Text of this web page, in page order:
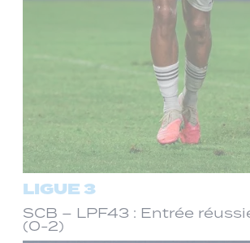
LIGUE 3
SCB – LPF43 : Entrée
(0-2)